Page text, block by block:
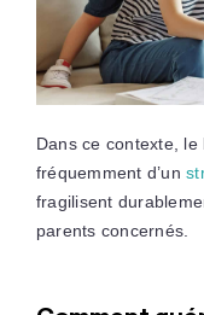
Dans ce contexte, le
fréquemment d’un
fragilisent
parents concernés.